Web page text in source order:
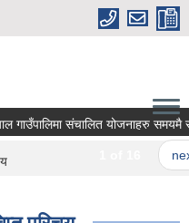
गाउँपालिमा संचालित योजनाहरु समयमै